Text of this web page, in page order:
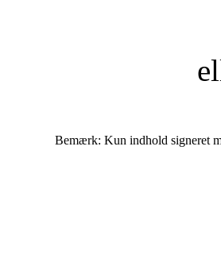
Bemærk: Kun indhold signeret